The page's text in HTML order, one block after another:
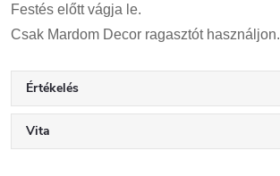
Festés előtt vágja le.
Csak Mardom Decor ragasztót használjon.
Értékelés
Vita